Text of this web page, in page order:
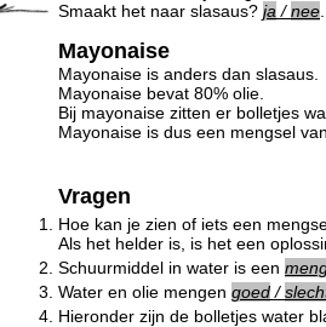
Smaakt het naar slasaus? ja /nee
Mayonaise
Mayonaise is anders dan slasaus.
Mayonaise bevat 80% olie.
Bij mayonaise zitten er bolletjes
Mayonaise is dus een mengsel
Vragen
1.
Hoe kan je zien of iets een
Als het helder is, is het een
2. Schuurmiddel in water is een
3. Water en olie mengen goed/
4. Hieronder zijn de bolletjes water